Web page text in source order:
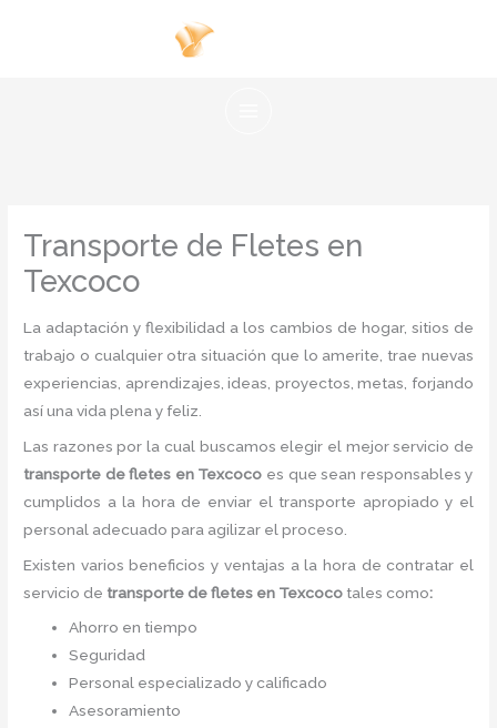
Transporte de Fletes en
Texcoco
La adaptación y flexibilidad a los cambios de hogar, sitios de
trabajo o cualquier otra situación que lo amerite, trae nuevas
experiencias, aprendizajes, ideas, proyectos, metas, forjando
así una vida plena y feliz.
Las razones por la cual buscamos elegir el mejor servicio de
transporte de fletes en Texcoco es que sean responsables y
cumplidos a la hora de enviar el transporte apropiado y el
personal adecuado para agilizar el proceso.
Existen varios beneficios y ventajas a la hora de contratar el
servicio de transporte de fletes en Texcoco tales como:
Ahorro en tiempo
Seguridad
Personal especializado y calificado
Asesoramiento